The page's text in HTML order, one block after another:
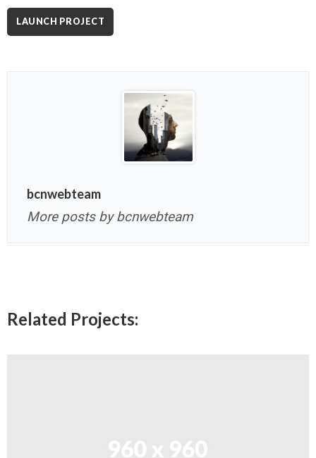
LAUNCH PROJECT
bcnwebteam
More posts by bcnwebteam
Related Projects: